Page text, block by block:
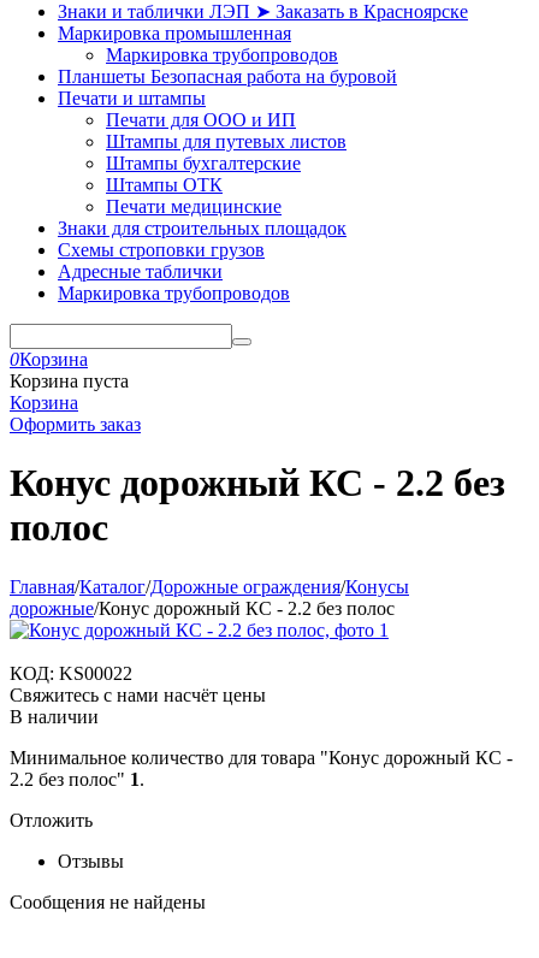
Знаки и таблички ЛЭП ➤ Заказать в Красноярске
Маркировка промышленная
Маркировка трубопроводов
Планшеты Безопасная работа на буровой
Печати и штампы
Печати для ООО и ИП
Штампы для путевых листов
Штампы бухгалтерские
Штампы ОТК
Печати медицинские
Знаки для строительных площадок
Схемы строповки грузов
Адресные таблички
Маркировка трубопроводов
0Корзина
Корзина пуста
Корзина
Оформить заказ
Конус дорожный КС - 2.2 без
полос
Главная/Каталог/Дорожные ограждения/Конусы
дорожные/Конус дорожный КС - 2.2 без полос
КОД: KS00022
Свяжитесь с нами насчёт цены
В наличии
Минимальное количество для товара "Конус дорожный КС -
2.2 без полос" 1.
Отложить
Отзывы
Сообщения не найдены